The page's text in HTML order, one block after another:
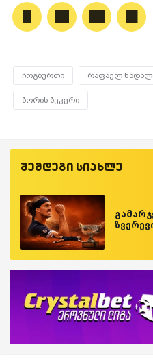
ჩოგბურთი რაფაელ
ბორის ბეკერი
შემდეგი სიახლე